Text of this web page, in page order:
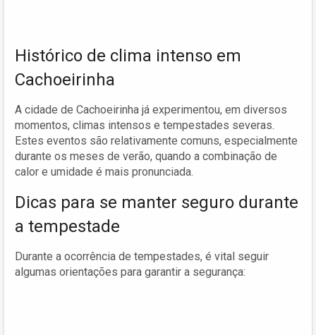
Histórico de clima intenso em
Cachoeirinha
A cidade de Cachoeirinha já experimentou, em diversos
momentos, climas intensos e tempestades severas.
Estes eventos são relativamente comuns, especialmente
durante os meses de verão, quando a combinação de
calor e umidade é mais pronunciada.
Dicas para se manter seguro durante
a tempestade
Durante a ocorrência de tempestades, é vital seguir
algumas orientações para garantir a segurança: